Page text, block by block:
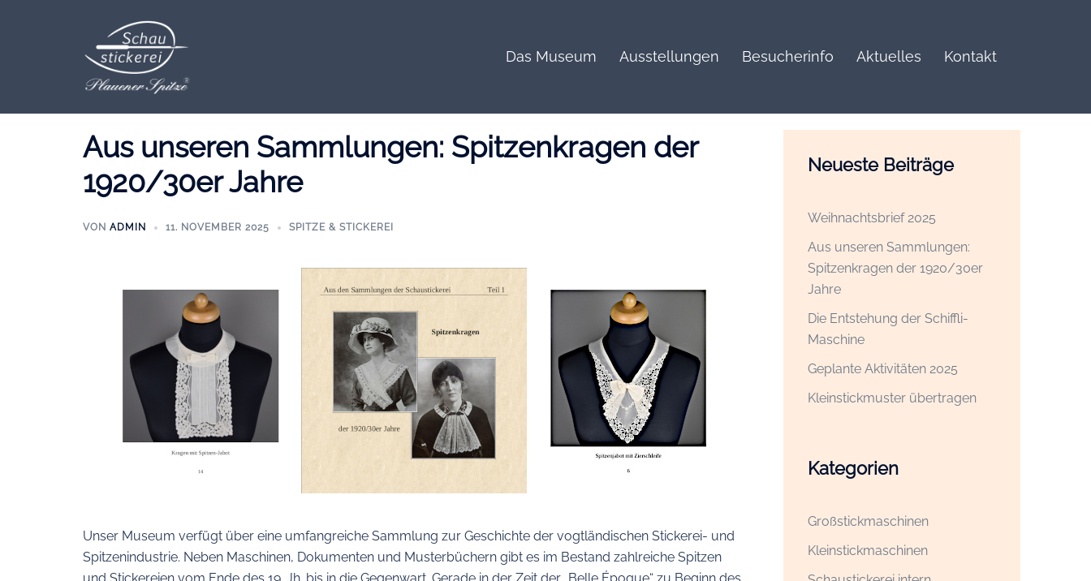
Das Museum Ausstellungen Besucherinfo Aktuelles Kontakt
Aus unseren Sammlungen: Spitzenkragen der
1920/30er Jahre
VON ADMIN 11. NOVEMBER 2025 SPITZE & STICKEREI
Unser Museum verfügt über eine umfangreiche Sammlung zur Geschichte der vogtländischen Stickerei- und
Spitzenindustrie. Neben Maschinen, Dokumenten und Musterbüchern gibt es im Bestand zahlreiche Spitzen
Neueste Beiträge
Weihnachtsbrief 2025
Aus unseren Sammlungen:
Spitzenkragen der 1920/30er
Jahre
Die Entstehung der Schiffli-
Maschine
Geplante Aktivitäten 2025
Kleinstickmuster übertragen
Kategorien
Großstickmaschinen
Kleinstickmaschinen